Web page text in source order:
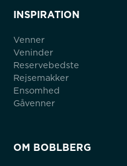
INSPIRATION
Venner
Veninder
Reservebedste
Rejsemakker
Ensomhed
Gåvenner
OM BOBLBERG